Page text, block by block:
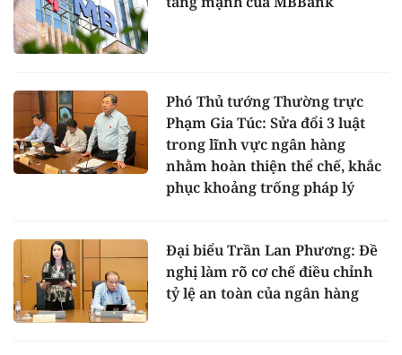
Phó Thủ tướng Thường trực
Phạm Gia Túc: Sửa đổi 3 luật
trong lĩnh vực ngân hàng
nhằm hoàn thiện thể chế, khắc
phục khoảng trống pháp lý
Đại biểu Trần Lan Phương: Đề
nghị làm rõ cơ chế điều chỉnh
tỷ lệ an toàn của ngân hàng